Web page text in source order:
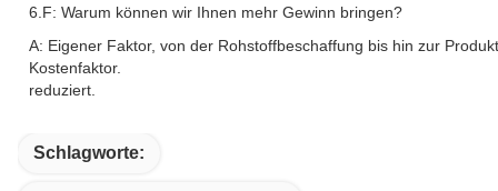
6.F: Warum können wir Ihnen mehr Gewinn bringen?
A: Eigener Faktor, von der Rohstoffbeschaffung bis hin zur
Kostenfaktor.
reduziert.
Schlagworte: